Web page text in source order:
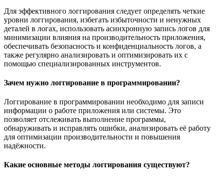
Для эффективного логгирования следует определять четкие
уровни логгирования, избегать избыточности и ненужных
деталей в логах, использовать асинхронную запись логов для
минимизации влияния на производительность приложения,
обеспечивать безопасность и конфиденциальность логов, а
также регулярно анализировать и оптимизировать их с
помощью специализированных инструментов.
Зачем нужно логгирование в программировании?
Логгирование в программировании необходимо для записи
информации о работе приложения или системы. Это
позволяет отслеживать выполнение программы,
обнаруживать и исправлять ошибки, анализировать её работу
для оптимизации производительности и повышения
надёжности.
Какие основные методы логгирования существуют?